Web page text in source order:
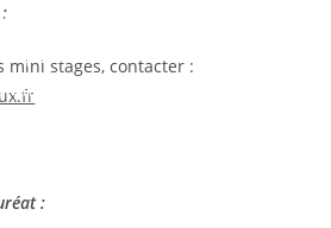
mini stages, contacter :
:
fournitures et
publiés dans
.....